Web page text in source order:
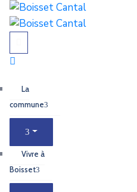
La
commune
Vivre à
Boisset